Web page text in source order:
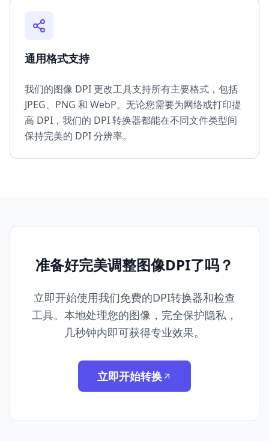
通用格式支持
我们的图像 DPI 更改工具支持所有主要格式，包括
JPEG、PNG 和 WebP。无论您需要为网络或打印提
高 DPI，我们的 DPI 转换器都能在不同文件类型间
保持完美的 DPI 分辨率。
准备好完美调整图像DPI了吗？
立即开始使用我们免费的DPI转换器和检查
工具。本地处理您的图像，完全保护隐私，
几秒钟内即可获得专业效果。
立即开始转换